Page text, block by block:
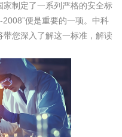
制定了一系列严格的安全标
便是重要的一项。中科
您深入了解这一标准，解读
日化产品毒理检测